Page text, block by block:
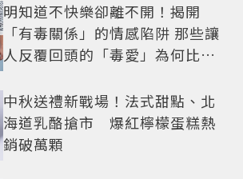
明知道不快樂卻離不開！揭開
「有毒關係」的情感陷阱 那些讓
人反覆回頭的「毒愛」為何比菸
中秋送禮新戰場！法式甜點、北
海道乳酪搶市 爆紅檸檬蛋糕熱
銷破萬顆